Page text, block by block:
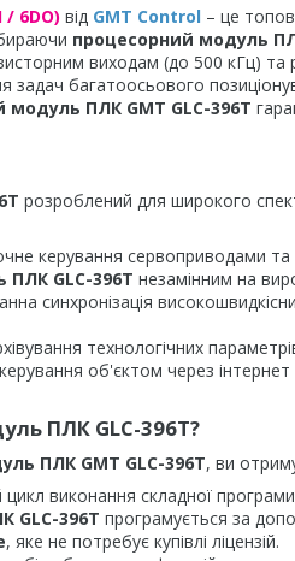
6DO) від GMT Control – це
процесорний модуль
виходам (до 500 кГц)
задач багатоосьового
модуль ПЛК GMT GLC-396T
розроблений для широкого
керування сервоприводами
GLC-396T незамінним на
синхронізація
технологічних
об'єктом через
ПЛК GLC-396T?
ПЛК GMT GLC-396T, ви
виконання складної
GLC-396T програмується за
, яке не потребує купівлі ліцензій.